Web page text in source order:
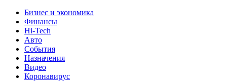
Бизнес и экономика
Финансы
Hi-Tech
Авто
События
Назначения
Видео
Коронавирус